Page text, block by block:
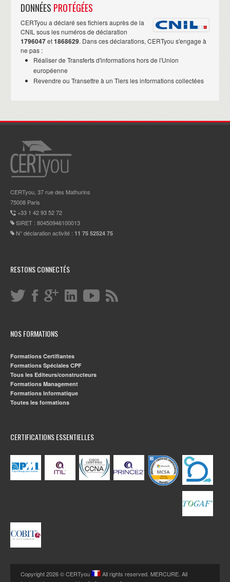
DONNÉES PROTÉGÉES
CERTyou a déclaré ses fichiers auprès de la
CNIL sous les numéros de déclaration
1796047et1868629. Dans ces déclarations, CERTyou s'engage à
ne pas :
Réaliser de Transferts d'informations hors de l'Union
européenne
Revendre ou Transettre à un Tiers les informations collectées
CERTyou, 37 rue des Mathurins
75008 Paris
+33 1 42 93 52 72
SIRET : 80450946100013
N° déclaration activité : 11 75 52524 75
RESTONS CONNECTÉS
NOS FORMATIONS
Formations Certifiantes
Formations Spéciales CPF
Tous les Editeurs/constructeurs
Formations Management
Formations Informatique
Toutes les formations
CERTIFICATIONS ESSENTIELLES
Copyright 2026 © CERTyou
All rights reserved. MERCURE. All